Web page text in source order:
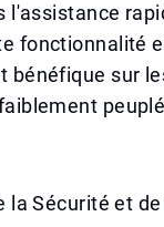
l'assistance
fonctionnalité
bénéfique sur
la Sécurité et